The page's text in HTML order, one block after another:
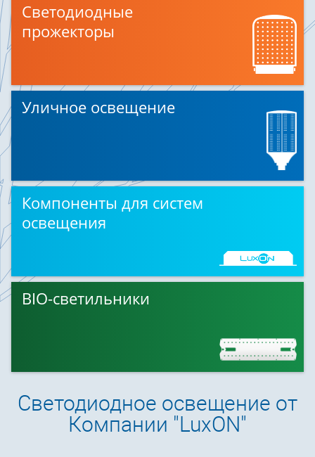
Светодиодные
прожекторы
Уличное освещение
Компоненты для систем
освещения
BIO-светильники
Светодиодное освещение от
Компании "LuxON"